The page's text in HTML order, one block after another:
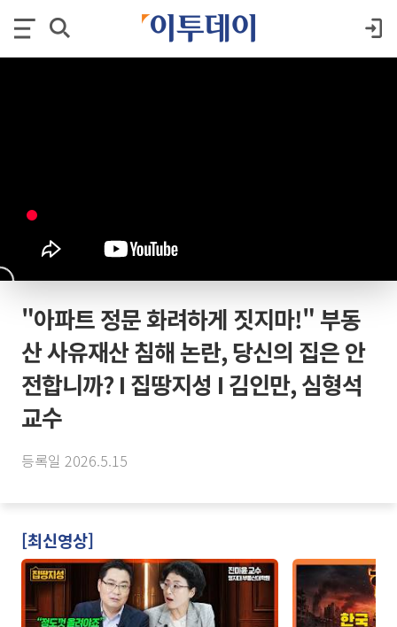
"아파트 정문 화려하게 짓지마!" 부동
산 사유재산 침해 논란, 당신의 집은 안
전합니까? I 집땅지성 I 김인만, 심형석
교수
등록일 2026.5.15
[최신영상]